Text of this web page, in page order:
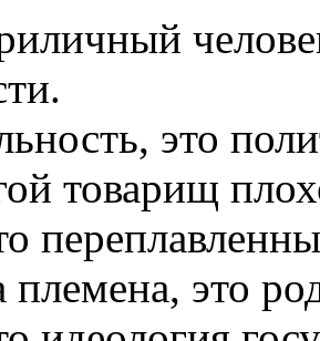
это
товарищ
племена, это